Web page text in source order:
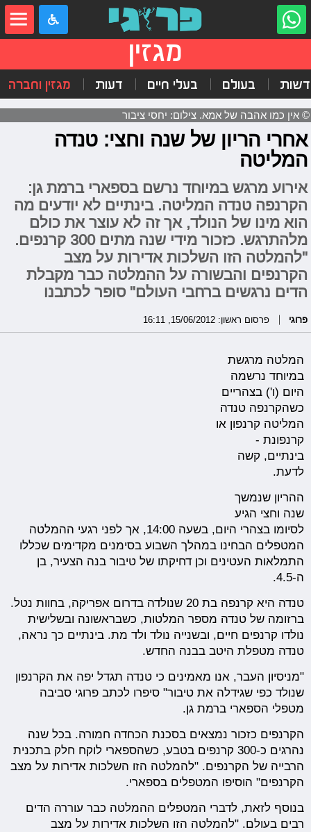
מגזין
בעולם בעלי חיים דעות מגזין וחברה
© אין כמו אהבה של אמא. צילום: יחסי ציבור
אחרי הריון של שנה וחצי: טנדה
המליטה
אירוע מרגש במיוחד נרשם בספארי ברמת גן:
הקרנפה טנדה המליטה. בינתיים לא יודעים מה
הוא מינו של הנולד, אך זה לא עוצר את כולם
מלהתרגש. כזכור מידי שנה מתים 300 קרנפים.
"להמלטה הזו השלכות אדירות על מצב
הקרנפים והבשורה על ההמלטה כבר מקבלת
הדים נרגשים ברחבי העולם" סופר לכתבנו
פרוגי פרסום ראשון: 15/06/2012, 16:11
המלטה מרגשת
במיוחד נרשמה
היום (ו') בצהריים
כשהקרנפה טנדה
המליטה קרנפון או
קרנפונת -
בינתיים, קשה
לדעת.
ההריון שנמשך
שנה וחצי הגיע
לסיומו בצהרי היום, בשעה 14:00, אך לפני רגעי ההמלטה
המטפלים הבחינו במהלך השבוע בסימנים מקדימים שכללו
התמלאות העטינים וכן דחיקתו של טיבור בנה הצעיר, בן
ה-4.5.
טנדה היא קרנפה בת 20 שנולדה בדרום אפריקה, בחוות נטל.
ברזומה של טנדה מספר המלטות, כשבראשונה ובשלישית
נולדו קרנפים חיים, ובשנייה נולד ולד מת. בינתיים כך נראה,
טנדה מטפלת היטב בבנה החדש.
"מניסיון העבר, אנו מאמינים כי טנדה תגדל יפה את הקרנפון
שנולד כפי שגידלה את טיבור" סיפרו לכתב פרוגי סביבה
מטפלי הספארי ברמת גן.
הקרנפים כזכור נמצאים בסכנת הכחדה חמורה. בכל שנה
נהרגים כ-300 קרנפים בטבע, כשהספארי לוקח חלק בתכנית
הרבייה של הקרנפים. "להמלטה הזו השלכות אדירות על מצב
הקרנפים" הוסיפו המטפלים בספארי.
בנוסף לזאת, לדברי המטפלים ההמלטה כבר עוררה הדים
רבים בעולם. "להמלטה הזו השלכות אדירות על מצב